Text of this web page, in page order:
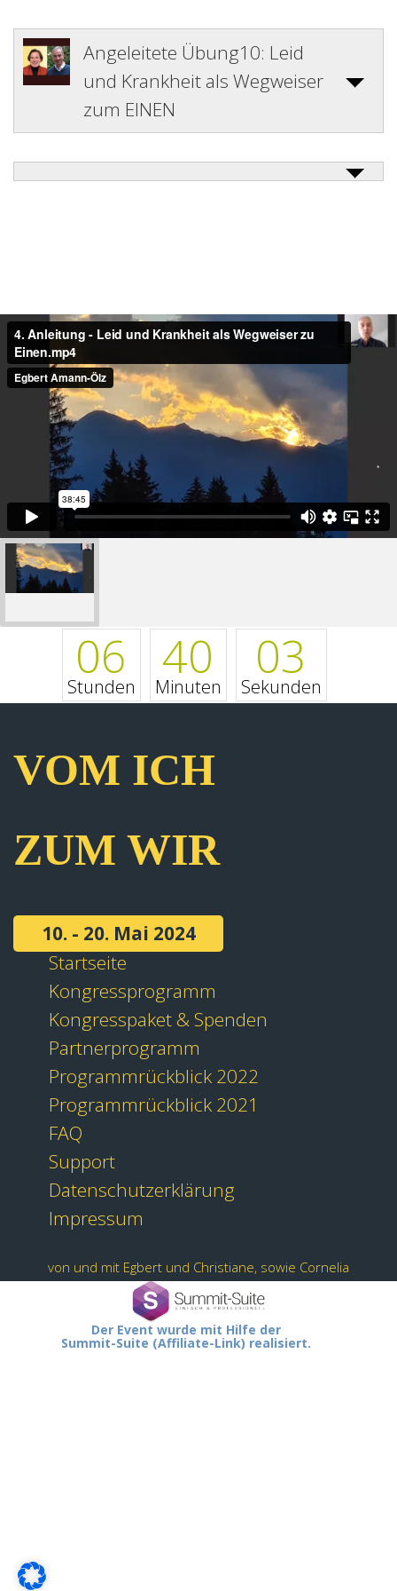
Angeleitete Übung10: Leid
und Krankheit als Wegweiser
zum EINEN
06
Stunden
40
Minuten
03
Sekunden
VOM ICH
ZUM WIR
10. - 20. Mai 2024
Startseite
Kongressprogramm
Kongresspaket & Spenden
Partnerprogramm
Programmrückblick 2022
Programmrückblick 2021
FAQ
Support
Datenschutzerklärung
Impressum
von und mit Egbert und Christiane, sowie Cornelia
Der Event wurde mit Hilfe der
Summit-Suite (Affiliate-Link) realisiert.